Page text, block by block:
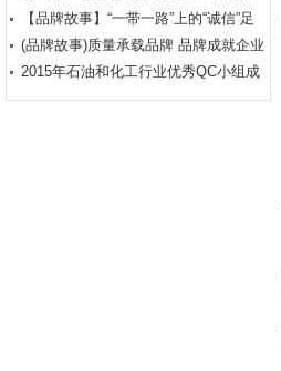
服务股份有限公司钻井...
【品牌故事】“一带一路”上的“诚信”足
迹
(品牌故事)质量承载品牌 品牌成就企业
2015年石油和化工行业优秀QC小组成
果发布交流【视频】